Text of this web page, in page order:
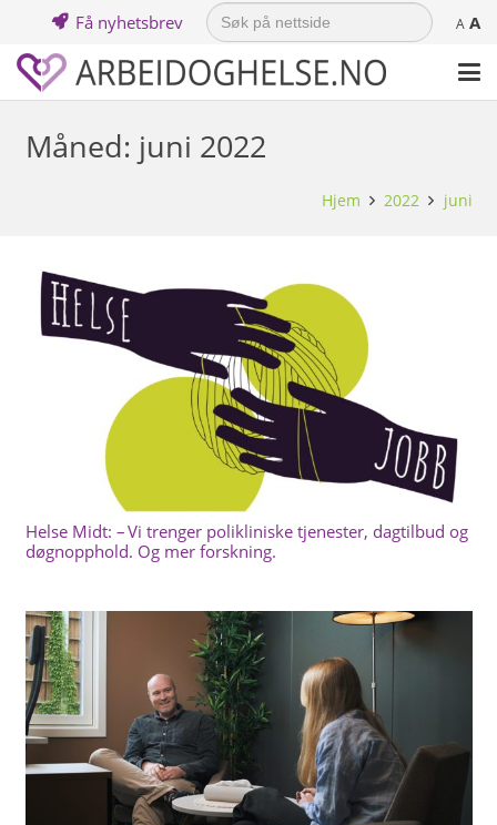
Få nyhetsbrev
Search
for: A A
Måned: juni 2022
Hjem 2022 juni
Helse Midt: – Vi trenger polikliniske tjenester, dagtilbud og
døgnopphold. Og mer forskning.